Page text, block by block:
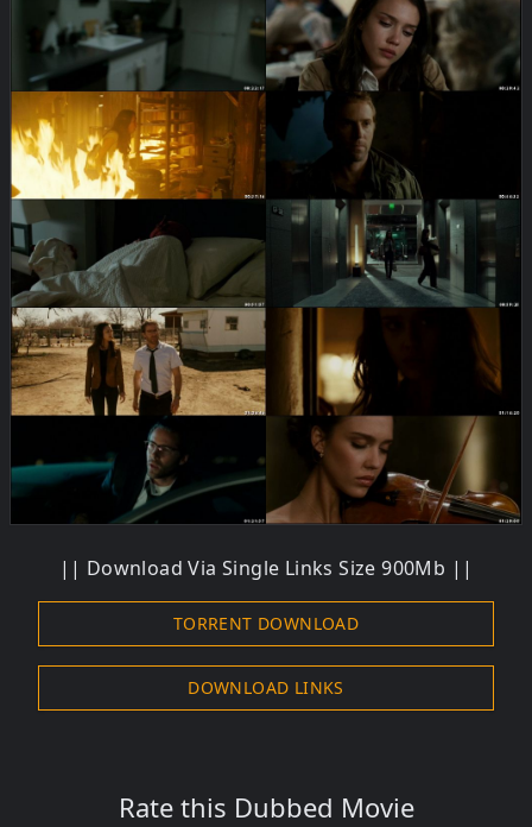
|| Download Via Single Links Size 900Mb ||
TORRENT DOWNLOAD
DOWNLOAD LINKS
Rate this Dubbed Movie